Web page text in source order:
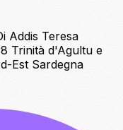
Addis Teresa
Trinità d'Agultu e
Est Sardegna